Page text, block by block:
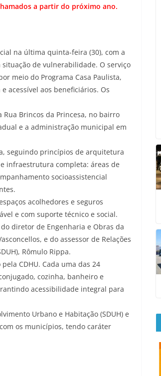
a partir do próximo ano.
na última quinta-feira (30), com a
de vulnerabilidade. O serviço
meio do Programa Casa Paulista,
acessível aos beneficiários. Os
Brincos da Princesa, no bairro
e a administração municipal em
seguindo princípios de arquitetura
infraestrutura completa: áreas de
socioassistencial
acolhedores e seguros
e com suporte técnico e social.
diretor de Engenharia e Obras da
e do assessor de Relações
Rômulo Rippa.
CDHU. Cada uma das 24
cozinha, banheiro e
acessibilidade integral para
Urbano e Habitação (SDUH) e
os municípios, tendo caráter